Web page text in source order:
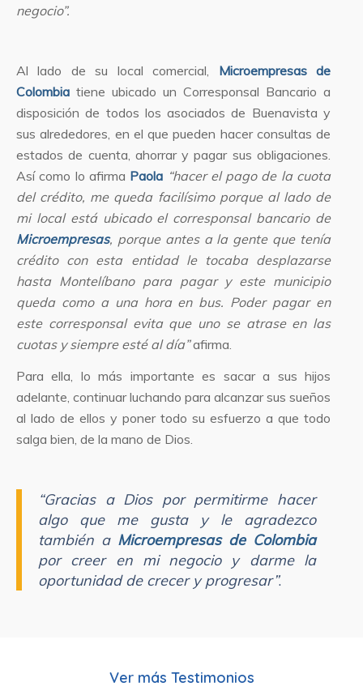
negocio”.
Al lado de su local comercial, Microempresas de
Colombia tiene ubicado un Corresponsal Bancario a
disposición de todos los asociados de Buenavista y
sus alrededores, en el que pueden hacer consultas de
estados de cuenta, ahorrar y pagar sus obligaciones.
Así como lo afirma Paola “hacer el pago de la cuota
del crédito, me queda facilísimo porque al lado de
mi local está ubicado el corresponsal bancario de
Microempresas, porque antes a la gente que tenía
crédito con esta entidad le tocaba desplazarse
hasta Montelíbano para pagar y este municipio
queda como a una hora en bus. Poder pagar en
este corresponsal evita que uno se atrase en las
cuotas y siempre esté al día”afirma.
Para ella, lo más importante es sacar a sus hijos
adelante, continuar luchando para alcanzar sus sueños
al lado de ellos y poner todo su esfuerzo a que todo
salga bien, de la mano de Dios.
“Gracias a Dios por permitirme hacer
algo que me gusta y le agradezco
también a Microempresas de Colombia
por creer en mi negocio y darme la
oportunidad de crecer y progresar”.
Ver más Testimonios